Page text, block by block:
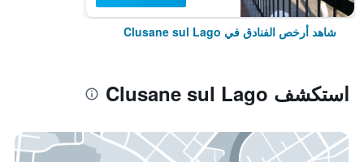
شاهد أرخص الفنادق في Clusane sul Lago
استكشف Clusane sul Lago